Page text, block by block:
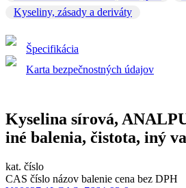
Kyseliny, zásady a deriváty
Špecifikácia
Karta bezpečnostných údajov
Kyselina sírová,
iné balenia, čistota, iný
kat. číslo
CAS číslo názov balenie cena bez DPH